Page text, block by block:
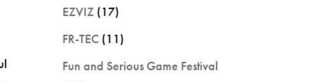
EZVIZ (17)
FR-TEC (11)
Fun and Serious Game Festival